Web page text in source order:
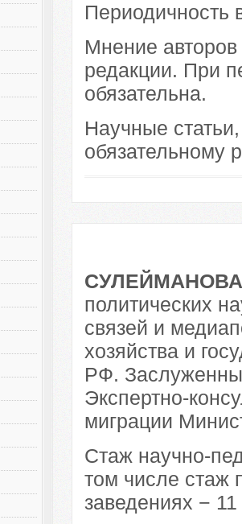
Периодичность
Мнение
редакции. При
обязательна.
Научные
обязательному
СУЛЕЙМАНОВА
политических
связей и
хозяйства и
РФ.
Экспертно-
миграции
Стаж научно-
том числе стаж
заведениях − 11